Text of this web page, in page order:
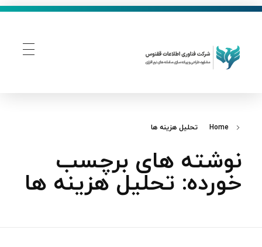
Home تحلیل هزینه ها
نوشته های برچسب
خورده: تحلیل هزینه ها